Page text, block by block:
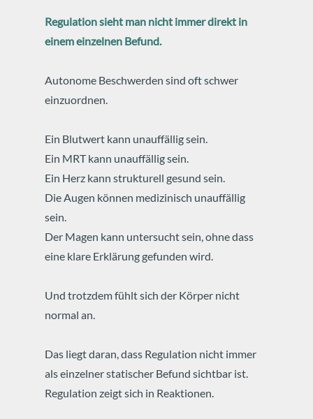
Regulation sieht man nicht immer direkt in
einem einzelnen Befund.
Autonome Beschwerden sind oft schwer
einzuordnen.
Ein Blutwert kann unauffällig sein.
Ein MRT kann unauffällig sein.
Ein Herz kann strukturell gesund sein.
Die Augen können medizinisch unauffällig
sein.
Der Magen kann untersucht sein, ohne dass
eine klare Erklärung gefunden wird.
Und trotzdem fühlt sich der Körper nicht
normal an.
Das liegt daran, dass Regulation nicht immer
als einzelner statischer Befund sichtbar ist.
Regulation zeigt sich in Reaktionen.